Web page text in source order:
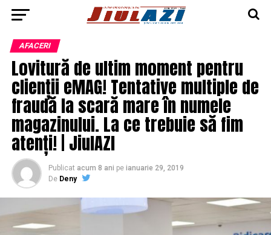
AFACERI
Lovitură de ultim moment pentru
clienții eMAG! Tentative multiple de
fraudă la scară mare în numele
magazinului. La ce trebuie să fim
atenți! | JiulAZI
Publicat acum 8 ani pe ianuarie 29, 2019
De Deny